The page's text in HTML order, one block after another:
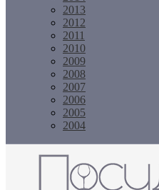
2013
2012
2011
2010
2009
2008
2007
2006
2005
2004